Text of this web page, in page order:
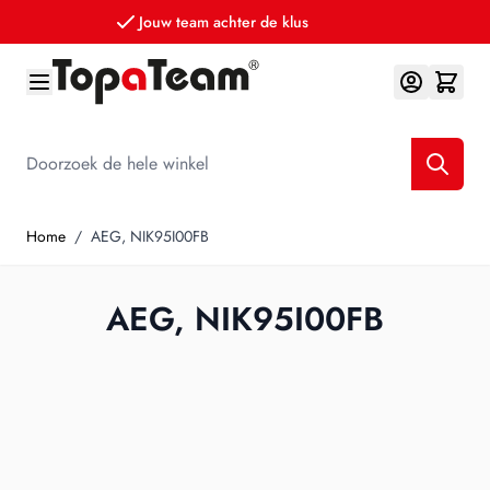
Jouw team achter de klus
Ga naar de inhoud
Doorzoek de hele winkel
Home / AEG, NIK95I00FB
AEG, NIK95I00FB